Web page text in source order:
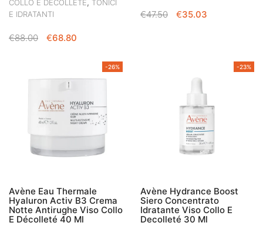
COLLO E DÉCOLLETÉ, TONICI
E IDRATANTI
€88.00
IL
€88.00.
€68.80
ATTUALE
€47.50
IL
€35.03
€35.03.
-26%
Avène Eau Thermale
Hyaluron Activ B3 Crema
Notte Antirughe Viso Collo
E Décolleté 40 Ml
-23%
Avène Hydrance Boost
Siero Concentrato
Idratante Viso Collo E
Decolleté 30 Ml